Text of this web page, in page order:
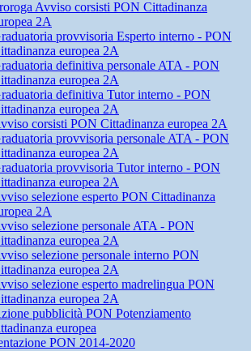
Avviso corsisti PON Cittadinanza
2A
provvisoria Esperto interno - PON
europea 2A
definitiva personale ATA - PON
europea 2A
definitiva Tutor interno - PON
europea 2A
corsisti PON Cittadinanza europea 2A
provvisoria personale ATA - PON
europea 2A
provvisoria Tutor interno - PON
europea 2A
selezione esperto PON Cittadinanza
2A
selezione personale ATA - PON
europea 2A
selezione personale interno PON
europea 2A
selezione esperto madrelingua PON
europea 2A
pubblicità PON Potenziamento
europea
PON 2014-2020